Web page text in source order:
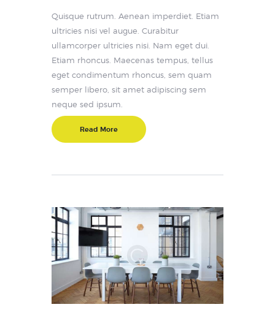
Quisque rutrum. Aenean imperdiet. Etiam
ultricies nisi vel augue. Curabitur
ullamcorper ultricies nisi. Nam eget dui.
Etiam rhoncus. Maecenas tempus, tellus
eget condimentum rhoncus, sem quam
semper libero, sit amet adipiscing sem
neque sed ipsum.
Read More